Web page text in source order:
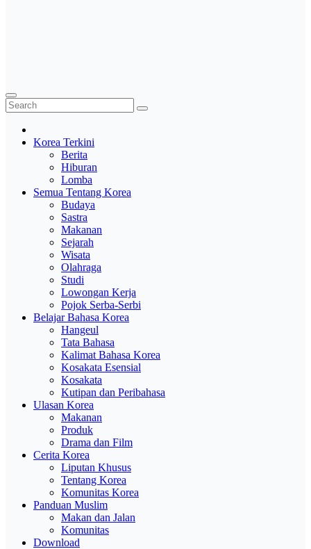
Korea Terkini
Berita
Hiburan
Lomba
Semua Tentang Korea
Budaya
Sastra
Makanan
Sejarah
Wisata
Olahraga
Studi
Lowongan Kerja
Pojok Serba-Serbi
Belajar Bahasa Korea
Hangeul
Tata Bahasa
Kalimat Bahasa Korea
Kosakata Esensial
Kosakata
Kutipan dan Peribahasa
Ulasan Korea
Makanan
Produk
Drama dan Film
Cerita Korea
Liputan Khusus
Tentang Korea
Komunitas Korea
Panduan Muslim
Makan dan Jalan
Komunitas
Download